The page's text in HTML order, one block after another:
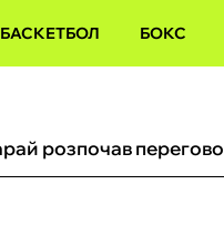
БАСКЕТБОЛ БОКС